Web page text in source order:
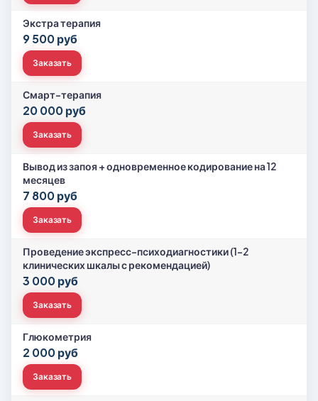
Экстра терапия
9 500 руб
Заказать
Смарт-терапия
20 000 руб
Заказать
Вывод из запоя + одновременное кодирование на 12
месяцев
7 800 руб
Заказать
Проведение экспресс-психодиагностики (1-2
клинических шкалы с рекомендацией)
3 000 руб
Заказать
Глюкометрия
2 000 руб
Заказать